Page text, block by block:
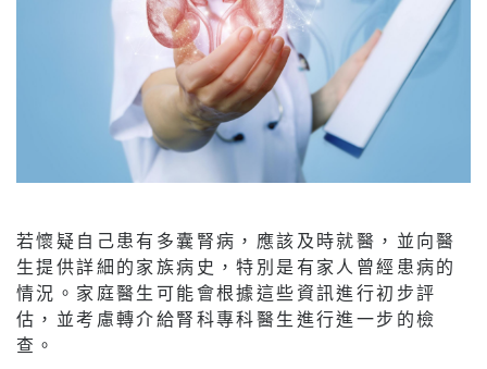
若懷疑自己患有多囊腎病，應該及時就醫，並向醫
生提供詳細的家族病史，特別是有家人曾經患病的
情況。家庭醫生可能會根據這些資訊進行初步評
估，並考慮轉介給腎科專科醫生進行進一步的檢
查。